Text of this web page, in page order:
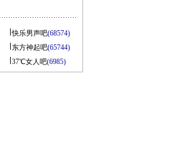
快乐男声吧(68574)
东方神起吧(65744)
37℃女人吧(6985)